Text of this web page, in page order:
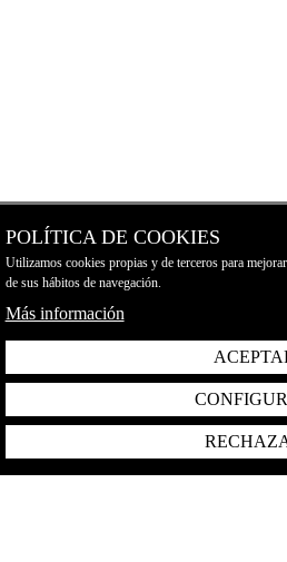
POLÍTICA DE COOKIES
Utilizamos cookies propias y de terceros para
de sus hábitos de navegación.
Más información